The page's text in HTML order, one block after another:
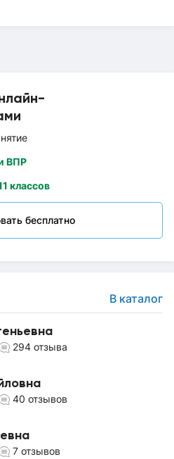
ВПР
классов
бесплатно
В каталог
294 отзыва
40 отзывов
7 отзывов